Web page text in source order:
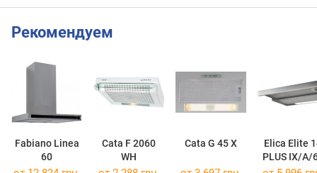
Рекомендуем
Fabiano Linea
60
Cata F 2060
WH
Cata G 45 X
Elica Elite
PLUS IX/A/